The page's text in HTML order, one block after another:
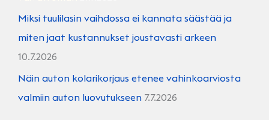
Miksi tuulilasin vaihdossa ei kannata säästää ja
miten jaat kustannukset joustavasti arkeen
10.7.2026
Näin auton kolarikorjaus etenee vahinkoarviosta
valmiin auton luovutukseen 7.7.2026